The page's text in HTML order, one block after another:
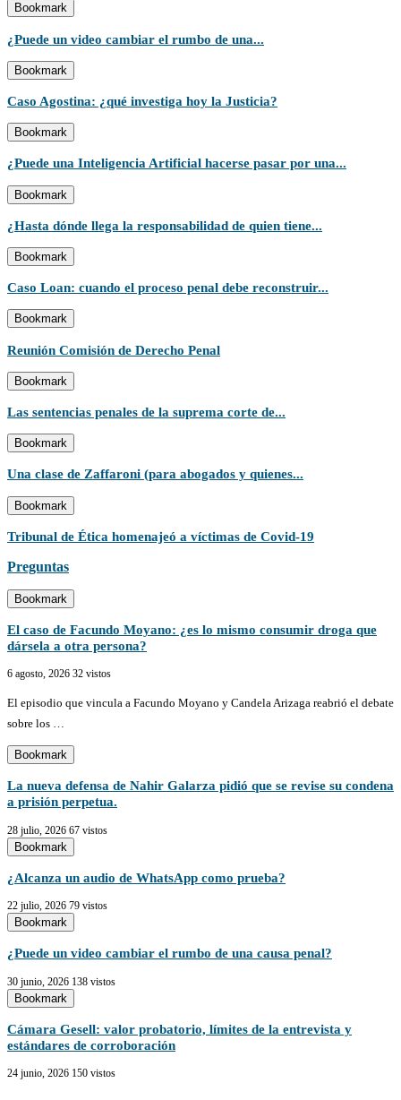
Bookmark
¿Puede un video cambiar el rumbo de una...
Bookmark
Caso Agostina: ¿qué investiga hoy la Justicia?
Bookmark
¿Puede una Inteligencia Artificial hacerse pasar por una...
Bookmark
¿Hasta dónde llega la responsabilidad de quien tiene...
Bookmark
Caso Loan: cuando el proceso penal debe reconstruir...
Bookmark
Reunión Comisión de Derecho Penal
Bookmark
Las sentencias penales de la suprema corte de...
Bookmark
Una clase de Zaffaroni (para abogados y quienes...
Bookmark
Tribunal de Ética homenajeó a víctimas de Covid-19
Preguntas
Bookmark
El caso de Facundo Moyano: ¿es lo mismo consumir droga que
dársela a otra persona?
6 agosto, 2026 32 vistos
El episodio que vincula a Facundo Moyano y Candela Arizaga reabrió el debate
sobre los …
Bookmark
La nueva defensa de Nahir Galarza pidió que se revise su condena
a prisión perpetua.
28 julio, 2026 67 vistos
Bookmark
¿Alcanza un audio de WhatsApp como prueba?
22 julio, 2026 79 vistos
Bookmark
¿Puede un video cambiar el rumbo de una causa penal?
30 junio, 2026 138 vistos
Bookmark
Cámara Gesell: valor probatorio, límites de la entrevista y
estándares de corroboración
24 junio, 2026 150 vistos